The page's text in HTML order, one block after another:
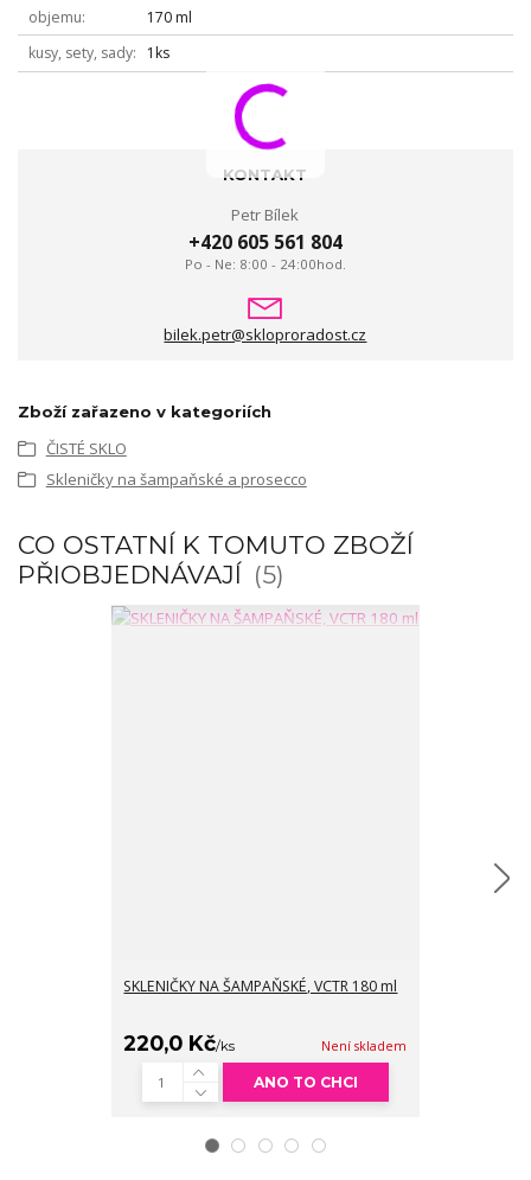
objemu
170 ml
kusy, sety, sady
1ks
KONTAKT
Petr Bílek
+420 605 561 804
Po - Ne: 8:00 - 24:00hod.
bilek.petr@skloproradost.cz
Zboží zařazeno v kategoriích
ČISTÉ SKLO
Skleničky na šampaňské a prosecco
CO OSTATNÍ K TOMUTO ZBOŽÍ
PŘIOBJEDNÁVAJÍ
5
SKLENIČKY NA ŠAMPAŇSKÉ, VCTR 180 ml
220,0 Kč/ks Není skladem
ANO TO CHCI